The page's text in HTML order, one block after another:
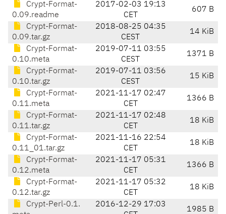
Crypt-Format-
0.09.readme
2017-02-03 19:13
CET
607 B
Crypt-Format-
0.09.tar.gz
2018-08-25 04:35
CEST
14 KiB
Crypt-Format-
0.10.meta
2019-07-11 03:55
CEST
1371 B
Crypt-Format-
0.10.tar.gz
2019-07-11 03:56
CEST
15 KiB
Crypt-Format-
0.11.meta
2021-11-17 02:47
CET
1366 B
Crypt-Format-
0.11.tar.gz
2021-11-17 02:48
CET
18 KiB
Crypt-Format-
0.11_01.tar.gz
2021-11-16 22:54
CET
18 KiB
Crypt-Format-
0.12.meta
2021-11-17 05:31
CET
1366 B
Crypt-Format-
0.12.tar.gz
2021-11-17 05:32
CET
18 KiB
Crypt-Perl-0.1.
2016-12-29 17:03
1985 B